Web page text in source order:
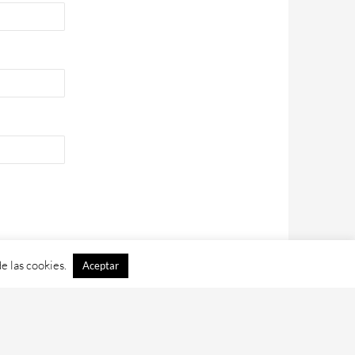
las cookies. Aceptar